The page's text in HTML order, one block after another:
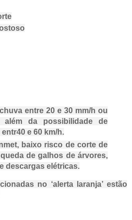
entre 20 e 30 mm/h ou
além da possibilidade de
e 60 km/h.
baixo risco de corte de
de galhos de árvores,
descargas elétricas.
no ‘alerta laranja’ estão